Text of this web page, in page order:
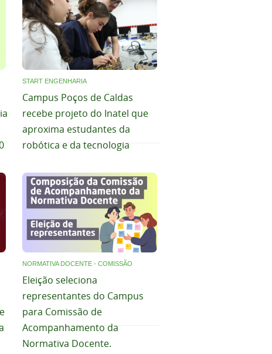
START ENGENHARIA
Campus Poços de Caldas
recebe projeto do Inatel que
aproxima estudantes da
robótica e da tecnologia
NORMATIVA DOCENTE - COMISSÃO
Eleição seleciona
representantes do Campus
para Comissão de
Acompanhamento da
Normativa Docente.